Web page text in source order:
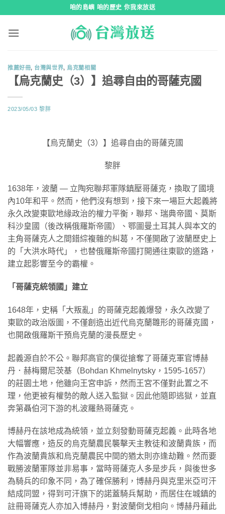
咱的島嶼 咱的歷史 你我來放送
推薦好冊, 台灣與世界, 烏克蘭相關
【烏克蘭史（3）】追尋自由的哥薩克國
2023/05/03 黎胖
【烏克蘭史（3）】追尋自由的哥薩克國
黎胖
1638年，波蘭 — 立陶宛聯邦軍隊鎮壓哥薩克，換取了國境
內10年和平。然而，他們沒有想到，接下來一場巨大起義將
永久改變東歐地緣政治的權力平衡，聯邦、瑞典帝國、莫斯
科沙皇國（後改稱俄羅斯帝國）、鄂圖曼土耳其人與本文的
主角哥薩克人之間錯綜複雜的糾葛，不僅開啟了波蘭歷史上
的「大洪水時代」，也替俄羅斯帝國打開通往東歐的道路，
建立起影響至今的霸權。
「哥薩克統領國」建立
1648年，史稱「大叛亂」的哥薩克起義爆發，永久改變了
東歐的政治版圖，不僅創造出近代烏克蘭雛形的哥薩克國，
也開啟俄羅斯干預烏克蘭的漫長歷史。
起義源自於不公。聯邦高官的僕從搶奪了哥薩克軍官博赫
丹．赫梅爾尼茨基（Bohdan Khmelnytsky，1595-1657）
的莊園土地，他雖向王宮申訴，然而王宮不僅對此置之不
理，他更被有權勢的敵人送入監獄。因此他隨即逃獄，並直
奔第聶伯河下游的札波羅熱哥薩克。
博赫丹在該地成為統領，並立刻發動哥薩克起義。此時各地
大幅響應，造反的烏克蘭農民襲擊天主教徒和波蘭貴族，而
作為波蘭貴族和烏克蘭農民中間的猶太則亦逢劫難。然而要
戰勝波蘭軍隊並非易事，當時哥薩克人多是步兵，與後世多
為騎兵的印象不同，為了確保勝利，博赫丹與克里米亞可汗
結成同盟，得到可汗旗下的諾蓋騎兵幫助，而居住在城鎮的
註冊哥薩克人亦加入博赫丹，對波蘭倒戈相向。博赫丹藉此